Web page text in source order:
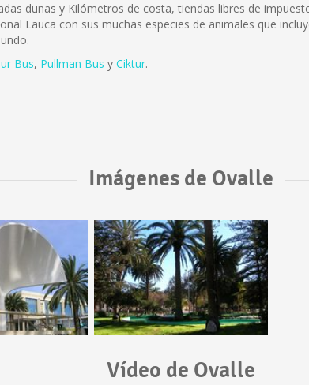
dunas y Kilómetros de costa, tiendas libres de
Lauca con sus muchas especies de animales que
Bus, Pullman Bus y Ciktur.
Imágenes de Ovalle
Vídeo de Ovalle